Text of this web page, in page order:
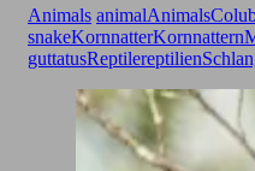
Animals animalAnimals
snakeKornnatterKornnattern
guttatusReptilereptilien